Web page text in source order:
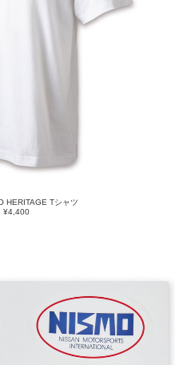
HERITAGE Tシャツ
¥4,400